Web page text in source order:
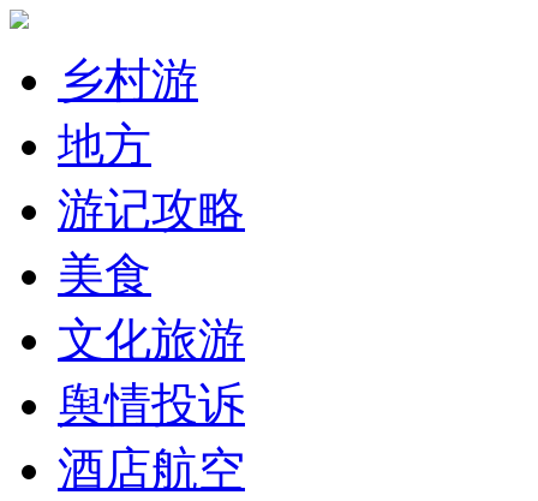
乡村游
地方
游记攻略
美食
文化旅游
舆情投诉
酒店航空